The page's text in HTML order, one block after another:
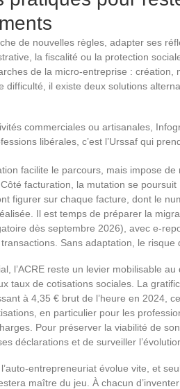
de nouvelles règles, adapter ses
la fiscalité ou la protection
de la micro-entreprise : création,
difficulté, il existe deux solutions
commerciales ou artisanales,
libérales, c’est l’Urssaf qui
facilite le parcours, mais impose
facturation, la mutation se
figurer sur chaque facture, dont le
Il est temps de préparer la
dès septembre 2026), avec e-
Sans adaptation, le risque
l’ACRE reste un levier mobilisable
taux de cotisations sociales. La
à 4,35 € brut de l’heure en 2024,
en particulier pour les
Pour préserver la viabilité de
déclarations et de surveiller
entrepreneuriat évolue vite, et
maître du jeu. À chacun